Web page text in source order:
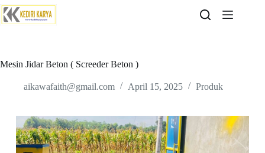
Skip
to
content
Mesin Jidar Beton ( Screeder Beton )
aikawafaith@gmail.com April 15, 2025 Produk